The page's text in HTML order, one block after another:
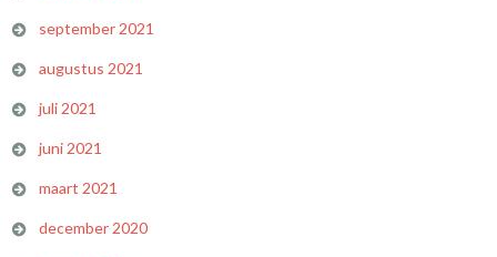
september 2021
augustus 2021
juli 2021
juni 2021
maart 2021
december 2020